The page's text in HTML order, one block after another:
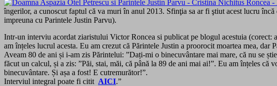
îngerilor, a cunoscut faptul că va muri în anul 2013. Sfinţia sa ar fi ştiut acest lucru
impreuna cu Parintele Justin Parvu).
Intr-un interviu acordat ziaristului Victor Roncea si publicat pe blogul acestuia (corect:
am înțeles lucrul acesta. Eu am crezut că Părintele Justin a proorocit moartea mea,
Aveam 80 de ani și i-am zis Părintelui: ”Dați-mi o binecuvântare mai mare, că nu se
făcut un calcul, și a zis: ”Păi, stai, măi, că până la 89 de ani mai ai!”. Eu am înțeles
binecuvântare. Și așa a fost! E cutremurător!”.
Interviul integral poate fi citit AICI.”